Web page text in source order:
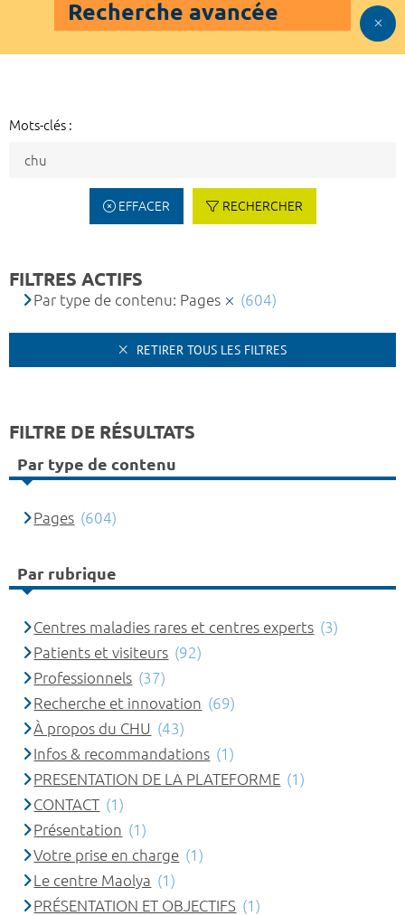
Recherche avancée
Mots-clés :
EFFACER RECHERCHER
FILTRES ACTIFS
Par type de contenu: Pages (604)
RETIRER TOUS LES FILTRES
FILTRE DE RÉSULTATS
Par type de contenu
Pages (604)
Par rubrique
Centres maladies rares et centres experts (3)
Patients et visiteurs (92)
Professionnels (37)
Recherche et innovation (69)
À propos du CHU (43)
Infos & recommandations (1)
PRESENTATION DE LA PLATEFORME (1)
CONTACT (1)
Présentation (1)
Votre prise en charge (1)
Le centre Maolya (1)
PRÉSENTATION ET OBJECTIFS (1)